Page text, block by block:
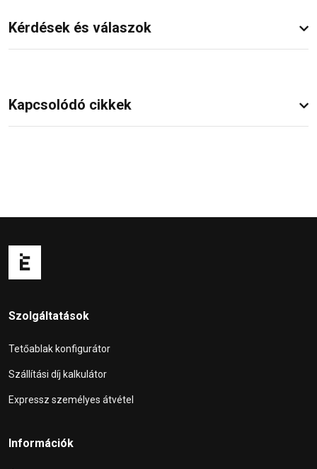
Kérdések és válaszok
Kapcsolódó cikkek
Szolgáltatások
Tetőablak konfigurátor
Szállítási díj kalkulátor
Expressz személyes átvétel
Információk